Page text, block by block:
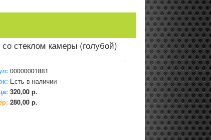
стеклом камеры (голубой)
00000001881
Есть в наличии
320,00 р.
280,00 р.